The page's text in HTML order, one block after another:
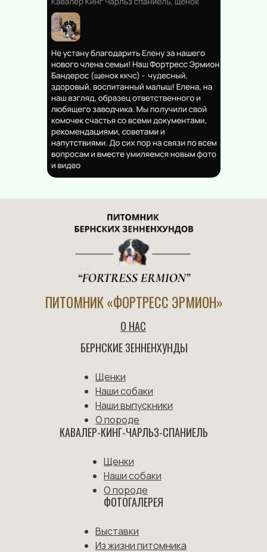
ПИТОМНИК «ФОРТРЕСС ЭРМИОН»
О НАС
БЕРНСКИЕ ЗЕННЕНХУНДЫ
Щенки
Наши собаки
Наши выпускники
О породе
Щенки
Наши собаки
О породе
КАВАЛЕР-КИНГ-ЧАРЛЬЗ-СПАНИЕЛЬ
ФОТОГАЛЕРЕЯ
Выставки
Из жизни питомника